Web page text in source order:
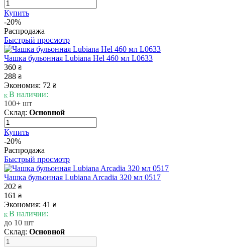
Купить
-20%
Распродажа
Быстрый просмотр
Чашка бульонная Lubiana Hel 460 мл L0633
360 ₴
288 ₴
Экономия: 72 ₴
В наличии:
100+ шт
Склад: Основной
Купить
-20%
Распродажа
Быстрый просмотр
Чашка бульонная Lubiana Arcadia 320 мл 0517
202 ₴
161 ₴
Экономия: 41 ₴
В наличии:
до 10 шт
Склад: Основной